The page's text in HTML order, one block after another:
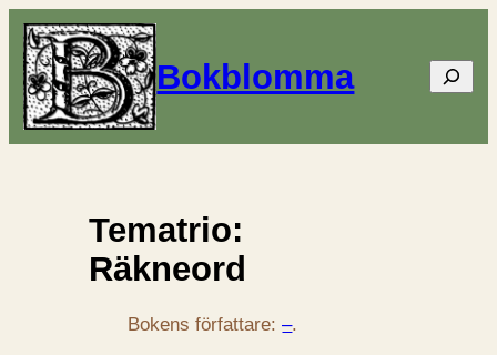
Bokblomma Sök
Tematrio:
Räkneord
Bokens författare:–.